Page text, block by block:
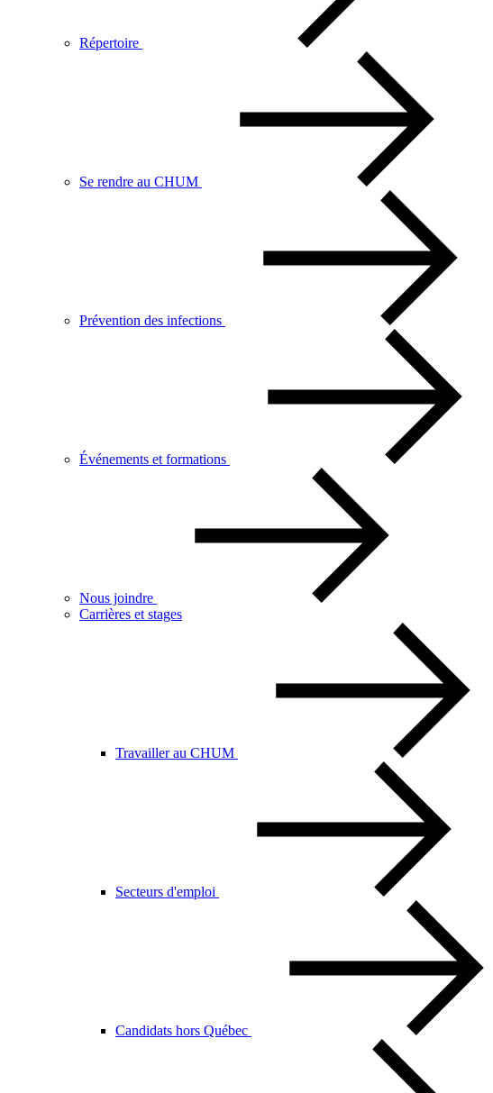
Répertoire
Se rendre au CHUM
Prévention des infections
Événements et formations
Nous joindre
Carrières et stages
Travailler au CHUM
Secteurs d'emploi
Candidats hors Québec